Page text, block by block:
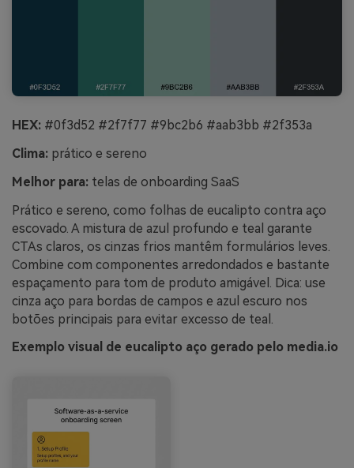
HEX: #0f3d52 #2f7f77 #9bc2b6 #aab3bb #2f353a
Clima: prático e sereno
Melhor para: telas de onboarding SaaS
Prático e sereno, como folhas de eucalipto contra aço
escovado. A mistura de azul profundo e teal garante
CTAs claros, os cinzas frios mantêm formulários leves.
Combine com componentes arredondados e bastante
espaçamento para tom de produto amigável. Dica: use
cinza aço para bordas de campos e azul escuro nos
botões principais para evitar excesso de teal.
Exemplo visual de eucalipto aço gerado pelo media.io